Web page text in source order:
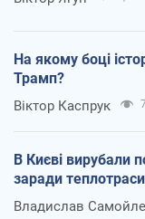
На якому боці
Трамп?
Віктор Каспрук
В Києві вирубали
заради
Владислав